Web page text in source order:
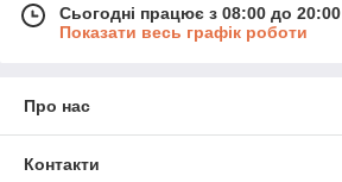
Сьогодні працює з 08:00 до 20:00
Показати весь графік роботи
Про нас
Контакти